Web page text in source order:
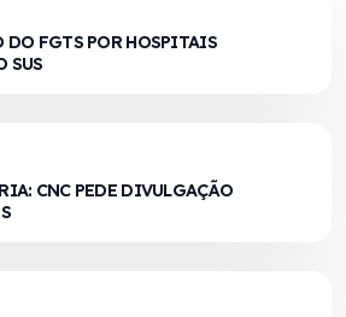
DO FGTS POR HOSPITAIS
SUS
CNC PEDE DIVULGAÇÃO